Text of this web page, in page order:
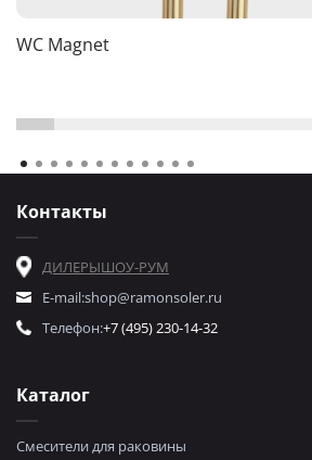
WC Magnet
Каталог
Смесители для раковины
Контакты
ДИЛЕРЫШОУ-РУМ
E-mail:shop@ramonsoler.ru
Телефон:+7 (495) 230-14-32